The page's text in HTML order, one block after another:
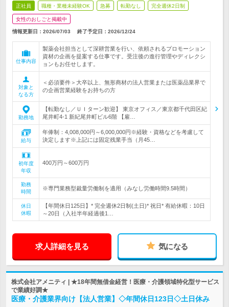
正社員 職種・業種未経験OK 急募 転勤なし 完全週休2日制
女性のおしごと掲載中
情報更新日：2026/07/03 終了予定日： 2026/12/24
仕事内容
製薬会社担当として深耕営業を行い、依頼されるプロモーション
資材の企画を提案する仕事です。受注後の進行管理やディレクシ
ョンもお任せします。
対象と
なる方
＜必須要件＞大卒以上、無形商材の法人営業または医薬品業界で
の企画営業経験をお持ちの方
勤務地
【転勤なし／ＵＩターン歓迎】 東京オフィス／東京都千代田区紀
尾井町4-1 新紀尾井町ビル6階 【雇…
給与
年俸制：4,008,000円～6,000,000円※経験・資格などを考慮して
決定します※上記には固定残業手当（月45…
初年度
年収
400万円～600万円
勤務
時間
※専門業務型裁量労働制を適用（みなし労働時間9.5時間）
休日
休暇
【年間休日125日】* 完全週休2日制(土日)* 祝日* 有給休暇：10日
～20日（入社半年経過後1…
求人詳細を見る 気になる
株式会社アメニティ | ★18年間無借金経営！医療・介護領域特化型サービス
で業績好調★
医療・介護業界向け【法人営業】◇年間休日123日◇土日休み